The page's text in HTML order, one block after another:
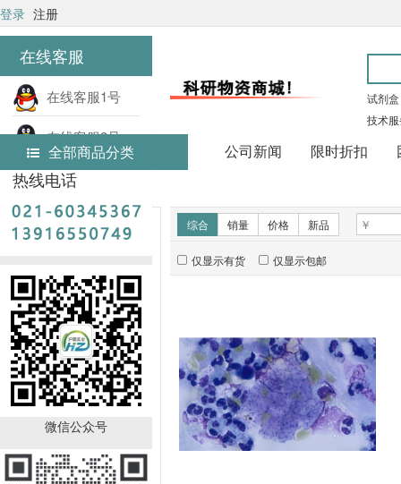
在线客服
在线客服1号
在线客服2号
热线电话
微信公众号
登录 注册
试剂盒
技术
全部商品分类 公司新闻 限时折扣
首页
常用生化试剂
新品推荐
销量排行
综合 销量 价格 新品
仅显示有货 仅显示包邮